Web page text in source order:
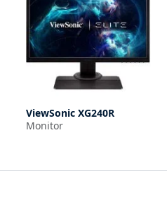
ViewSonic XG240R
Monitor